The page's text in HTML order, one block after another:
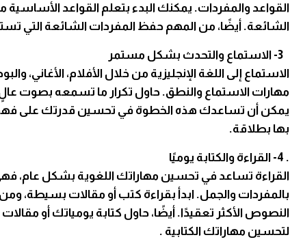
القواعد والمفردات. يمكنك البدء بتعلم القواعد الأساسية
الشائعة. أيضًا، من المهم حفظ المفردات الشائعة التي
3- الاستماع والتحدث بشكل مستمر
الاستماع إلى اللغة الإنجليزية من خلال الأفلام،
مهارات الاستماع والنطق. حاول تكرار ما تسمعه بصوت
يمكن أن تساعدك هذه الخطوة في تحسين قدرتك على فهم
بها بطلاقة.
. 4- القراءة والكتابة يوميًا
القراءة تساعد في تحسين مهاراتك اللغوية بشكل
بالمفردات والجمل. ابدأ بقراءة كتب أو مقالات بسيطة، ومن
النصوص الأكثر تعقيدًا. أيضًا، حاول كتابة يومياتك أو مقالات
لتحسين مهاراتك الكتابية .